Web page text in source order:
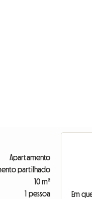
Apartamento
partilhado
10 m²
1 pessoa
Em